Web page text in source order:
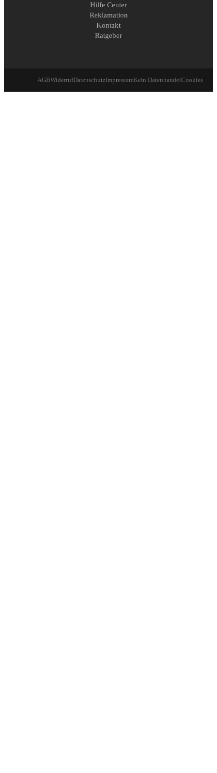
Hilfe Center
Reklamation
Kontakt
Ratgeber
AGBWiderrufDatenschutzImpressumKein DatenhandelCookies